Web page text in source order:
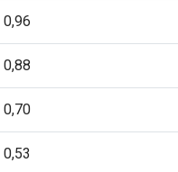
0,96
0,88
0,70
0,53